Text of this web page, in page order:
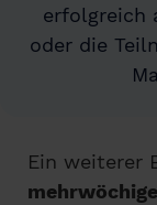
erfolgreich
oder die
Ein weiterer